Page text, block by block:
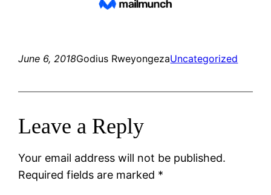
June 6, 2018Godius RweyongezaUncategorized
Leave a Reply
Your email address will not be published.
Required fields are marked *